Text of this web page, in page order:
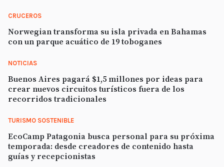
CRUCEROS
Norwegian transforma su isla privada en Bahamas
con un parque acuático de 19 toboganes
NOTICIAS
Buenos Aires pagará $1,5 millones por ideas para
crear nuevos circuitos turísticos fuera de los
recorridos tradicionales
TURISMO SOSTENIBLE
EcoCamp Patagonia busca personal para su próxima
temporada: desde creadores de contenido hasta
guías y recepcionistas